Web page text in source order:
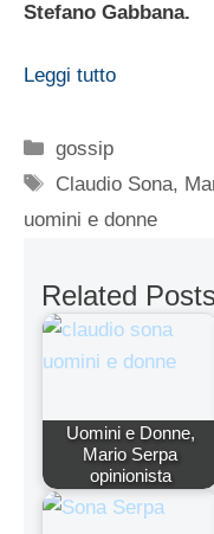
Stefano Gabbana.
Leggi tutto
Categorie
gossip
Tag
Claudio Sona,
uomini e donne
Related
Uomini e Donne,
Mario Serpa
opinionista